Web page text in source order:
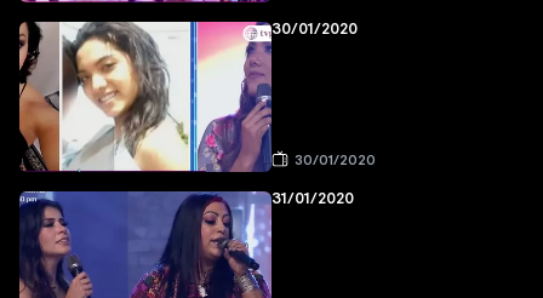
30/01/2020
30/01/2020
31/01/2020